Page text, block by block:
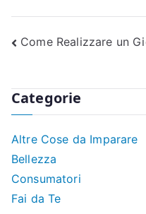
Navigazione
Come Realizzare un
Categorie
Altre Cose da Imparare
Bellezza
Consumatori
Fai da Te